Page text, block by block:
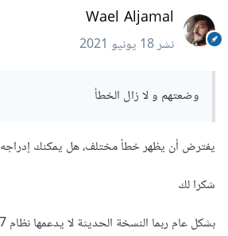
Wael Aljamal
نشر18 يونيو 2021
وضعتهم و لا زال الخطأ
يفترض أن يظهر خطأ مختلف، هل يمكنك إدراجه.
شكرا لك